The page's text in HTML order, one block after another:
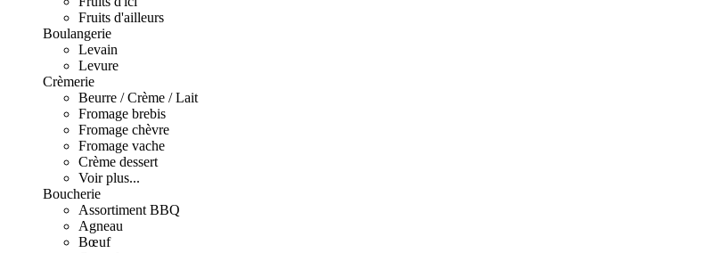
Fruits d'ailleurs
Boulangerie
Levain
Levure
Crèmerie
Beurre / Crème / Lait
Fromage brebis
Fromage chèvre
Fromage vache
Crème dessert
Voir plus...
Boucherie
Assortiment BBQ
Agneau
Bœuf